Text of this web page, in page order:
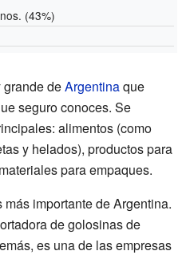
(43%)
grande deArgentinaque
seguro conoces. Se
alimentos (como
y helados), productos para
para empaques.
importante de Argentina.
de golosinas de
es una de las empresas